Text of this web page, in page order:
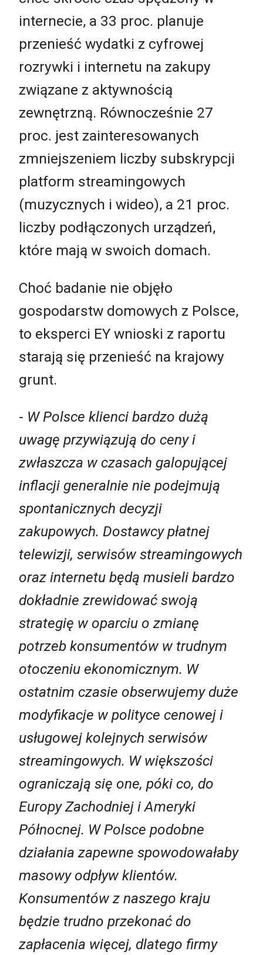
internecie, a 33 proc. planuje
przenieść wydatki z cyfrowej
rozrywki i internetu na zakupy
związane z aktywnością
zewnętrzną. Równocześnie 27
proc. jest zainteresowanych
zmniejszeniem liczby subskrypcji
platform streamingowych
(muzycznych i wideo), a 21 proc.
liczby podłączonych urządzeń,
które mają w swoich domach.
Choć badanie nie objęło
gospodarstw domowych z Polsce,
to eksperci EY wnioski z raportu
starają się przenieść na krajowy
grunt.
- W Polsce klienci bardzo dużą
uwagę przywiązują do ceny i
zwłaszcza w czasach galopującej
inflacji generalnie nie podejmują
spontanicznych decyzji
zakupowych. Dostawcy płatnej
telewizji, serwisów streamingowych
oraz internetu będą musieli bardzo
dokładnie zrewidować swoją
strategię w oparciu o zmianę
potrzeb konsumentów w trudnym
otoczeniu ekonomicznym. W
ostatnim czasie obserwujemy duże
modyfikacje w polityce cenowej i
usługowej kolejnych serwisów
streamingowych. W większości
ograniczają się one, póki co, do
Europy Zachodniej i Ameryki
Północnej. W Polsce podobne
działania zapewne spowodowałaby
masowy odpływ klientów.
Konsumentów z naszego kraju
będzie trudno przekonać do
zapłacenia więcej, dlatego firmy